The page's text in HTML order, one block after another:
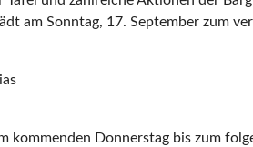
am Sonntag, 17. September zum
Donnerstag bis zum